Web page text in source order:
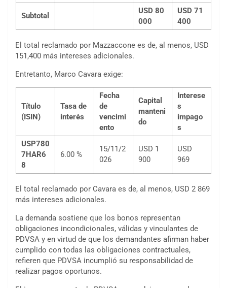
Subtotal
USD 80
000
USD 71
400
El total reclamado por Mazzaccone es de, al menos, USD
151,400 más intereses adicionales.
Entretanto, Marco Cavara exige:
Título
(ISIN)
Tasa de
interés
Fecha
de
vencimi
ento
Capital
manteni
do
Interese
s
impago
s
USP780
7HAR6
8
6.00 %
15/11/2
026
USD 1
900
USD
969
El total reclamado por Cavara es de, al menos, USD 2 869
más intereses adicionales.
La demanda sostiene que los bonos representan
obligaciones incondicionales, válidas y vinculantes de
PDVSA y en virtud de que los demandantes afirman haber
cumplido con todas las obligaciones contractuales,
refieren que PDVSA incumplió su responsabilidad de
realizar pagos oportunos.